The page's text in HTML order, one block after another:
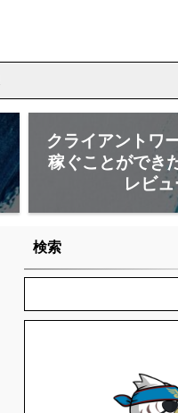
クライアントワ
稼ぐことができ
レビ
検索